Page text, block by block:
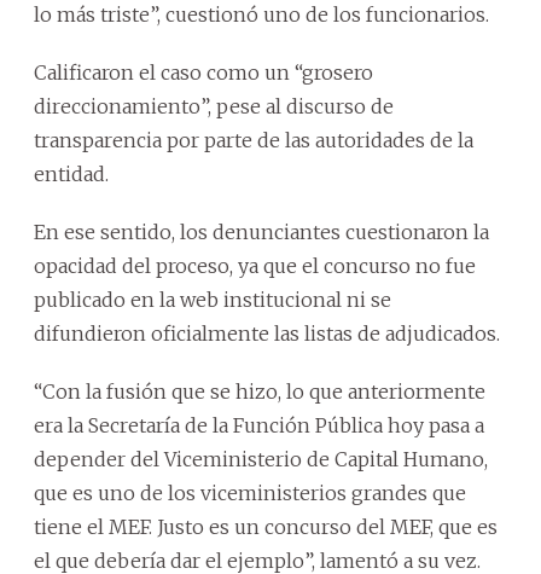
lo más triste”, cuestionó uno de los funcionarios.
Calificaron el caso como un “grosero
direccionamiento”, pese al discurso de
transparencia por parte de las autoridades de la
entidad.
En ese sentido, los denunciantes cuestionaron la
opacidad del proceso, ya que el concurso no fue
publicado en la web institucional ni se
difundieron oficialmente las listas de adjudicados.
“Con la fusión que se hizo, lo que anteriormente
era la Secretaría de la Función Pública hoy pasa a
depender del Viceministerio de Capital Humano,
que es uno de los viceministerios grandes que
tiene el MEF. Justo es un concurso del MEF, que es
el que debería dar el ejemplo”, lamentó a su vez.